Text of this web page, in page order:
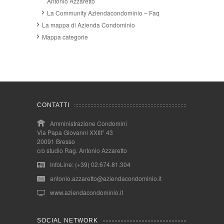
La Community Aziendacondominio – Faq
La mappa di Azienda Condominio
Mappa categorie
CONTATTI
Amministrazione Condomini
Via Papa Giovanni XXIII° 43
20091 Bresso
c/o studio Rag. Antonio Azzaretto
InfoLine: (+39) 02.674.81.304
antonio.azzaretto@aziendacondominio.it
www.aziendacondominio.it
SOCIAL NETWORK